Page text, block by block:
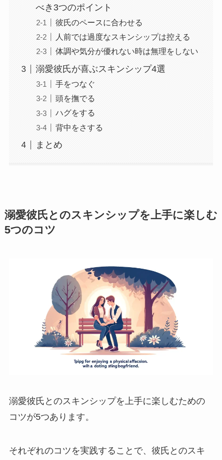
べき3つのポイント
彼氏のペースに合わせる
人前では過度なスキンシップは控える
体調や気分が優れない時は無理をしない
溺愛彼氏が喜ぶスキンシップ4選
手をつなぐ
頭を撫でる
ハグをする
背中をさする
まとめ
溺愛彼氏とのスキンシップを上手に楽しむ
5つのコツ
溺愛彼氏とのスキンシップを上手に楽しむための
コツが5つあります。
それぞれのコツを実践することで、彼氏とのスキ